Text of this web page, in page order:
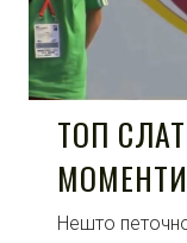
ТОП
МОМЕНТИ
Нешто